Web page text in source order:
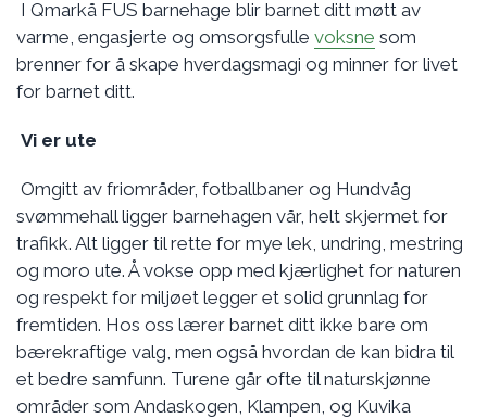
I Qmarkå FUS barnehage blir barnet ditt møtt av
varme, engasjerte og omsorgsfulle voksne som
brenner for å skape hverdagsmagi og minner for livet
for barnet ditt.
Vi er ute
Omgitt av friområder, fotballbaner og Hundvåg
svømmehall ligger barnehagen vår, helt skjermet for
trafikk. Alt ligger til rette for mye lek, undring, mestring
og moro ute. Å vokse opp med kjærlighet for naturen
og respekt for miljøet legger et solid grunnlag for
fremtiden. Hos oss lærer barnet ditt ikke bare om
bærekraftige valg, men også hvordan de kan bidra til
et bedre samfunn. Turene går ofte til naturskjønne
områder som Andaskogen, Klampen, og Kuvika